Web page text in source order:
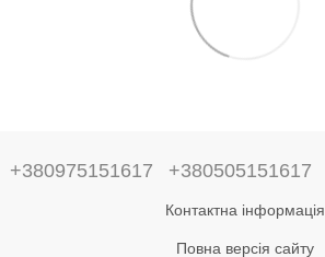
+380975151617 +380505151617
Контактна інформація
Повна версія сайту